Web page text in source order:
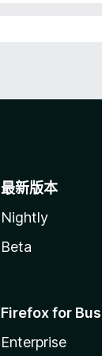
最新版本
Nightly
Beta
Firefox for
Enterprise